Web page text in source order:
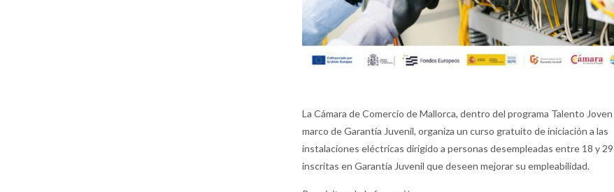
La Cámara de Comercio de Mallorca, dentro del programa Talento Joven
marco de Garantía Juvenil, organiza un curso gratuito de iniciación a las
instalaciones eléctricas dirigido a personas desempleadas entre 18 y
inscritas en Garantía Juvenil que deseen mejorar su empleabilidad.